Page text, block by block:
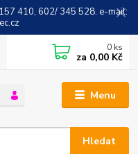
410, 602/ 345 528. e-mail:
Menu
Hledat
0 ks
za 0,00 Kč